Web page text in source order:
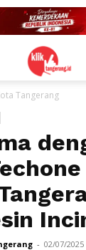
Tangerang
- 02/07/2025